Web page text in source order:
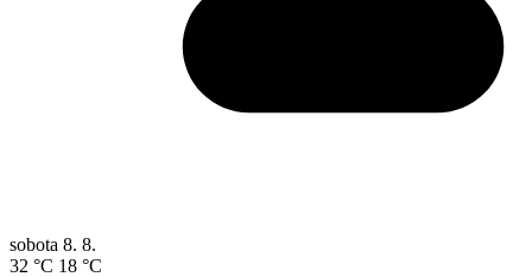
sobota 8. 8.
32 °C 18 °C